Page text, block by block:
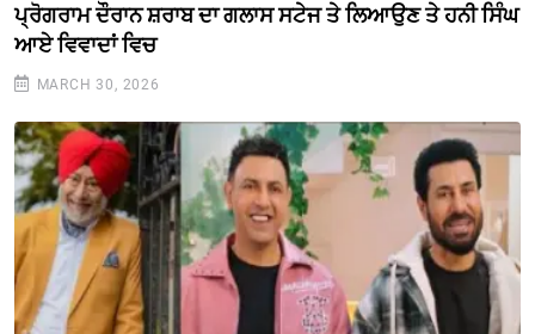
ਪ੍ਰੋਗਰਾਮ ਦੌਰਾਨ ਸ਼ਰਾਬ ਦਾ ਗਲਾਸ ਸਟੇਜ ਤੇ ਲਿਆਉਣ ਤੇ ਹਨੀ ਸਿੰਘ
ਆਏ ਵਿਵਾਦਾਂ ਵਿਚ
MARCH 30, 2026